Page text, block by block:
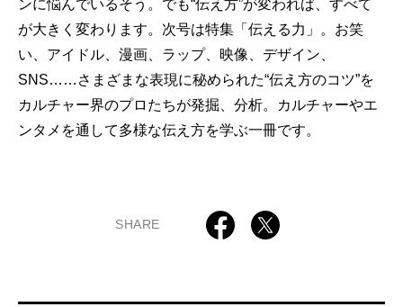
ンに悩んでいるそう。でも“伝え方”が変われば、すべて
が大きく変わります。次号は特集「伝える力」。お笑
い、アイドル、漫画、ラップ、映像、デザイン、
SNS……さまざまな表現に秘められた“伝え方のコツ”を
カルチャー界のプロたちが発掘、分析。カルチャーやエ
ンタメを通して多様な伝え方を学ぶ一冊です。
SHARE